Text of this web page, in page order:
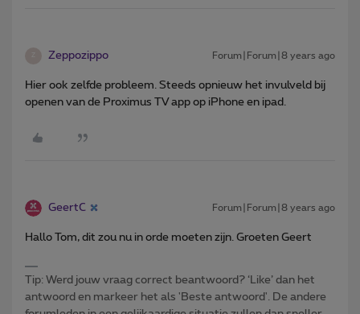
Zeppozippo Forum|Forum|8 years ago
Hier ook zelfde probleem. Steeds opnieuw het invulveld bij
openen van de Proximus TV app op iPhone en ipad.
GeertC Forum|Forum|8 years ago
Hallo Tom, dit zou nu in orde moeten zijn. Groeten Geert
Tip: Werd jouw vraag correct beantwoord? ‘Like’ dan het
antwoord en markeer het als 'Beste antwoord'. De andere